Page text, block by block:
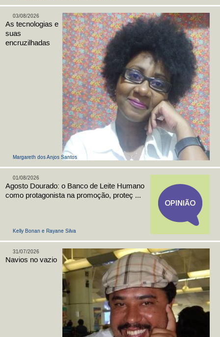
Margareth dos Anjos Santos
03/08/2026
As tecnologias e
suas
encruzilhadas
Kelly Bonan e Rayane Silva
01/08/2026
Agosto Dourado: o Banco de Leite Humano
como protagonista na promoção, proteç ...
31/07/2026
Navios no vazio